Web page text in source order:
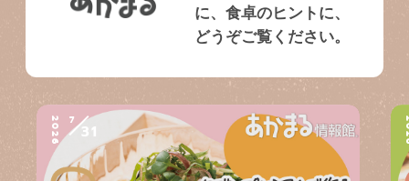
に、食卓のヒントに、
どうぞご覧ください。
2026 7
31